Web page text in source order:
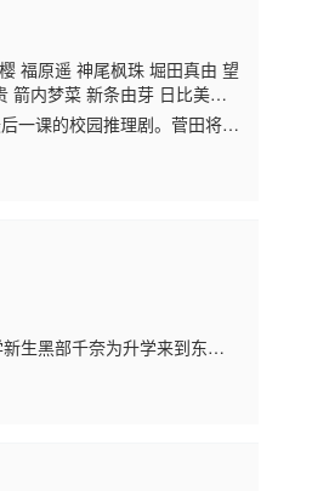
福原遥 神尾枫珠 堀田真由 望
箭内梦菜 新条由芽 日比美
薰 高尾悠希
一课的校园推理剧。菅田将晖
生黑部千奈为升学来到东
情享受美食的乐趣。